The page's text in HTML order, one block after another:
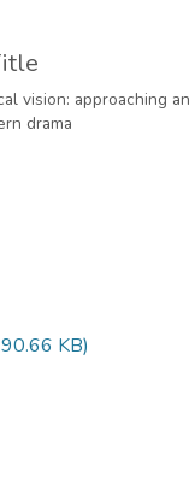
vision: approaching
drama
KB)